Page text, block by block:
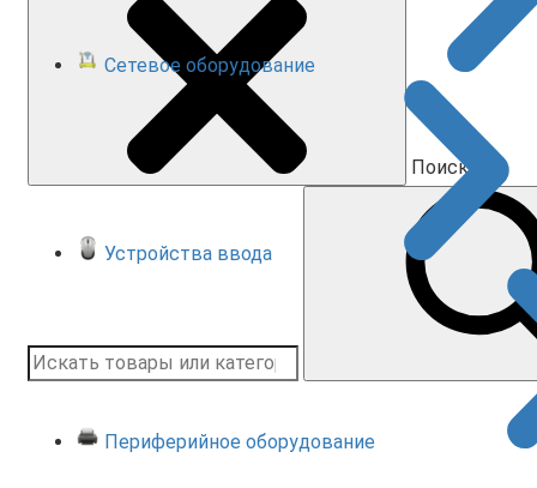
Поиск
Сетевое оборудование
Устройства ввода
Периферийное оборудование